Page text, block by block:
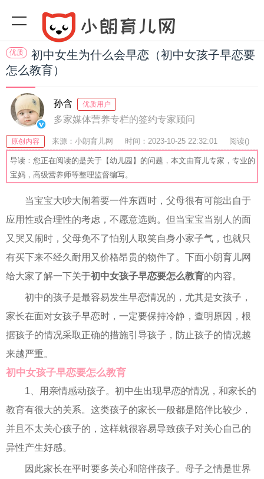
优质
初中女生为什么会早恋（初中女孩子早恋要
怎么教育）
孙含 优质用户
多家媒体营养专栏的签约专家顾问
原创内容 来源：小朗育儿网 时间：2023-10-25 22:32:01 阅读()
收藏：27 分享：61 爆
导读：您正在阅读的是关于【幼儿园】的问题，本文由育儿专家，专业的
宝妈，高级营养师等整理监督编写。
当宝宝大吵大闹着要一件东西时，父母很有可能出自于
应用性或合理性的考虑，不愿意选购。但当宝宝当别人的面
又哭又闹时，父母免不了怕别人取笑自身小家子气，也就只
有买下来不经久耐用又价格昂贵的物件了。下面小朗育儿网
给大家了解一下关于初中女孩子早恋要怎么教育的内容。
初中的孩子是最容易发生早恋情况的，尤其是女孩子，
家长在面对女孩子早恋时，一定要保持冷静，查明原因，根
据孩子的情况采取正确的措施引导孩子，防止孩子的情况越
来越严重。
初中女孩子早恋要怎么教育
1、用亲情感动孩子。初中生出现早恋的情况，和家长的
教育有很大的关系。这类孩子的家长一般都是陪伴比较少，
并且不太关心孩子的，这样就很容易导致孩子对关心自己的
异性产生好感。
因此家长在平时要多关心和陪伴孩子。母子之情是世界